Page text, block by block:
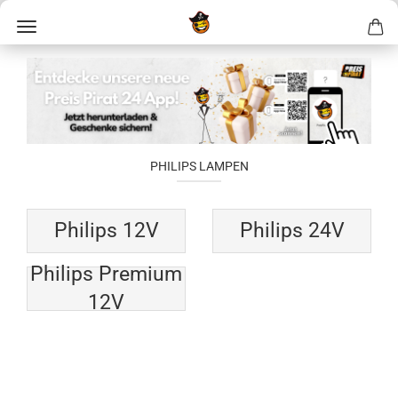
PHILIPS LAMPEN
Philips 12V
Philips 24V
Philips Premium
12V